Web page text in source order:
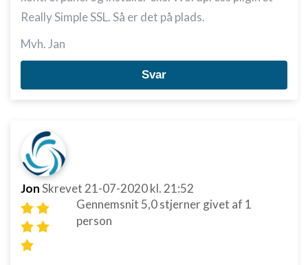
Really Simple SSL. Så er det på plads.
Mvh. Jan
Svar
JonSkrevet 21-07-2020kl. 21:52
Gennemsnit 5,0stjerner givet af 1
person